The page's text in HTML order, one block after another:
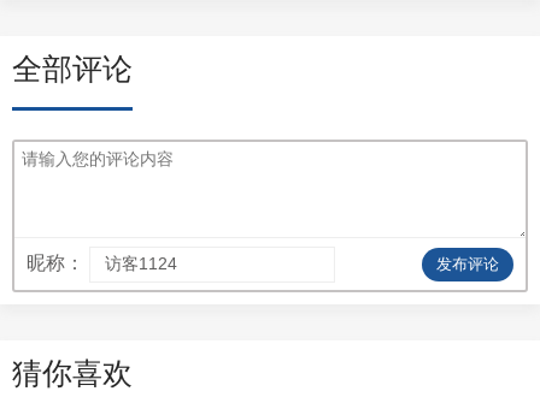
全部评论
昵称： 发布评论
猜你喜欢